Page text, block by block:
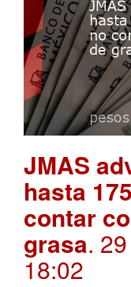
JMAS
hasta
contar
grasa.
18:02